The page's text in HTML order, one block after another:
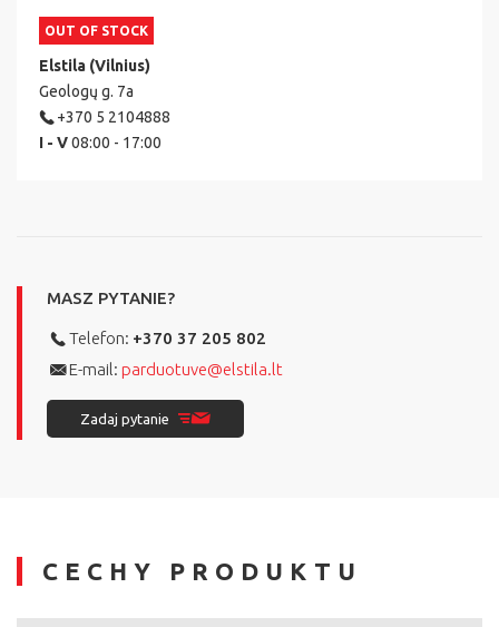
OUT OF STOCK
Elstila (Vilnius)
Geologų g. 7a
+370 5 2104888
I - V08:00 - 17:00
MASZ PYTANIE?
Telefon: +370 37 205 802
E-mail: parduotuve@elstila.lt
Zadaj pytanie
CECHY PRODUKTU